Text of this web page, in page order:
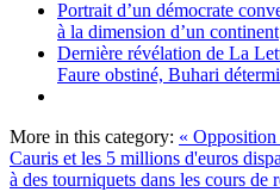
Portrait d’un démocrate
à la dimension d’un continent
Dernière révélation de La
Faure obstiné, Buhari
More in this category: «
Cauris et les 5 millions d'euros
à des tourniquets dans les cours de